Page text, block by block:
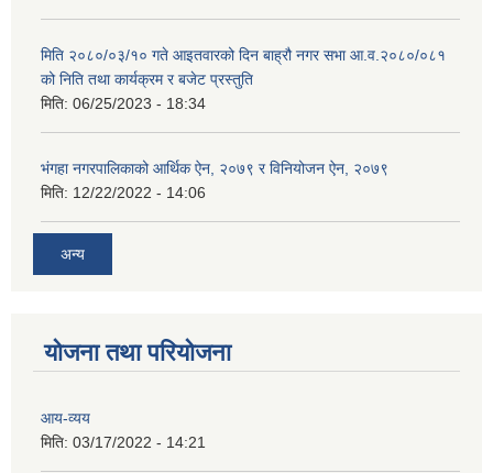
मिति २०८०/०३/१० गते आइतवारको दिन बाह्रौ नगर सभा आ.व.२०८०/०८१
को निति तथा कार्यक्रम र बजेट प्रस्तुति
मिति: 06/25/2023 - 18:34
भंगहा नगरपालिकाको आर्थिक ऐन, २०७९ र विनियोजन ऐन, २०७९
मिति: 12/22/2022 - 14:06
अन्य
योजना तथा परियोजना
आय-व्यय
मिति: 03/17/2022 - 14:21